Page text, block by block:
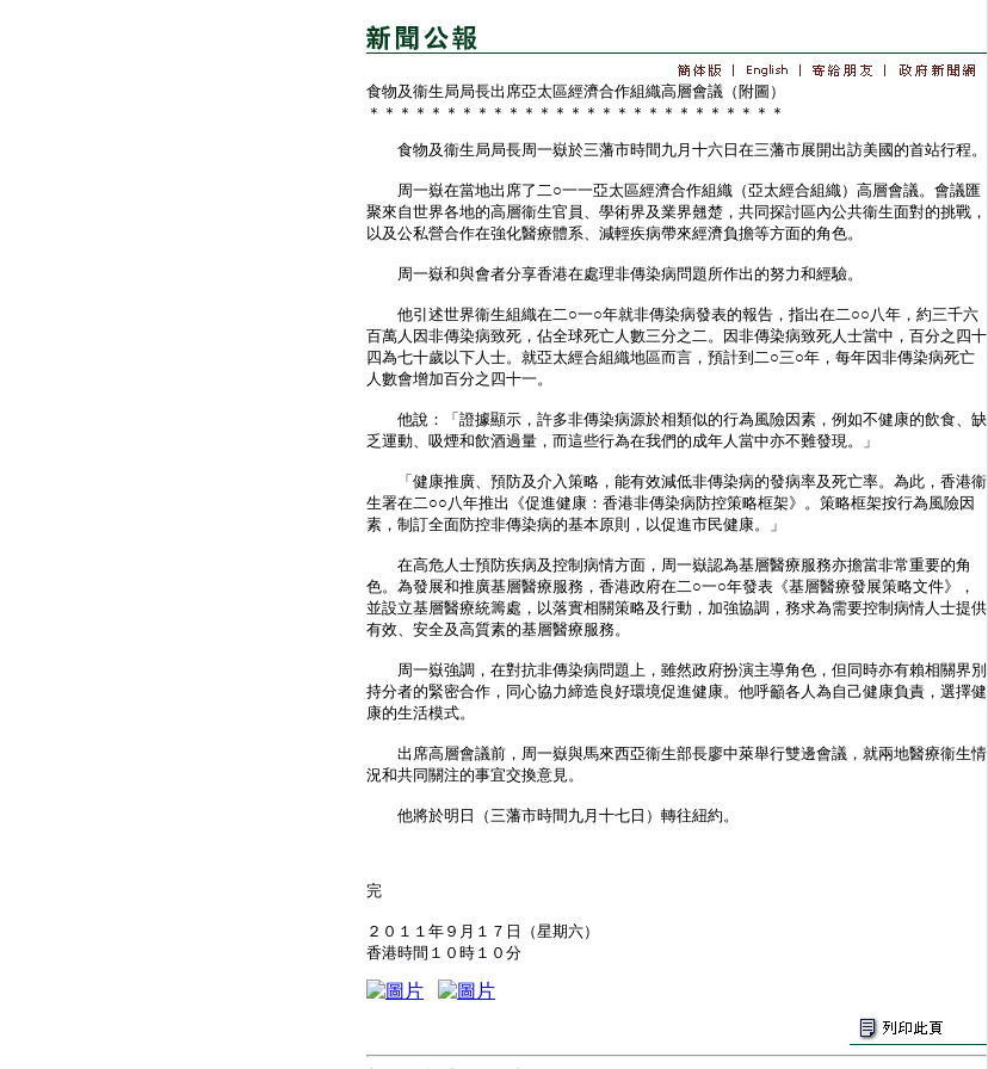
食物及衞生局局長出席亞太區經濟合作組織高層會議（附圖）
＊＊＊＊＊＊＊＊＊＊＊＊＊＊＊＊＊＊＊＊＊＊＊＊＊＊＊
食物及衞生局局長周一嶽於三藩市時間九月十六日在三藩市展開出訪美國的首站行程。
周一嶽在當地出席了二○一一亞太區經濟合作組織（亞太經合組織）高層會議。會議匯
聚來自世界各地的高層衞生官員、學術界及業界翹楚，共同探討區內公共衞生面對的挑戰，
以及公私營合作在強化醫療體系、減輕疾病帶來經濟負擔等方面的角色。
周一嶽和與會者分享香港在處理非傳染病問題所作出的努力和經驗。
他引述世界衞生組織在二○一○年就非傳染病發表的報告，指出在二○○八年，約三千六
百萬人因非傳染病致死，佔全球死亡人數三分之二。因非傳染病致死人士當中，百分之四十
四為七十歲以下人士。就亞太經合組織地區而言，預計到二○三○年，每年因非傳染病死亡
人數會增加百分之四十一。
他說：「證據顯示，許多非傳染病源於相類似的行為風險因素，例如不健康的飲食、缺
乏運動、吸煙和飲酒過量，而這些行為在我們的成年人當中亦不難發現。」
「健康推廣、預防及介入策略，能有效減低非傳染病的發病率及死亡率。為此，香港衞
生署在二○○八年推出《促進健康：香港非傳染病防控策略框架》。策略框架按行為風險因
素，制訂全面防控非傳染病的基本原則，以促進市民健康。」
在高危人士預防疾病及控制病情方面，周一嶽認為基層醫療服務亦擔當非常重要的角
色。為發展和推廣基層醫療服務，香港政府在二○一○年發表《基層醫療發展策略文件》，
並設立基層醫療統籌處，以落實相關策略及行動，加強協調，務求為需要控制病情人士提供
有效、安全及高質素的基層醫療服務。
周一嶽強調，在對抗非傳染病問題上，雖然政府扮演主導角色，但同時亦有賴相關界別
持分者的緊密合作，同心協力締造良好環境促進健康。他呼籲各人為自己健康負責，選擇健
康的生活模式。
出席高層會議前，周一嶽與馬來西亞衞生部長廖中萊舉行雙邊會議，就兩地醫療衞生情
況和共同關注的事宜交換意見。
他將於明日（三藩市時間九月十七日）轉往紐約。
完
２０１１年９月１７日（星期六）
香港時間１０時１０分